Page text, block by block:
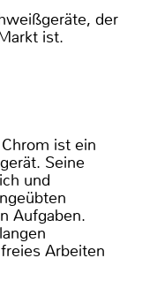
der
Markt ist.
ist ein
Seine
und
Aufgaben.
Arbeiten